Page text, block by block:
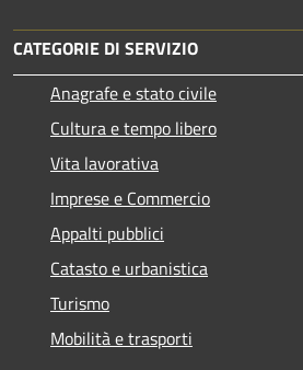
CATEGORIE DI SERVIZIO
Anagrafe e stato civile
Cultura e tempo libero
Vita lavorativa
Imprese e Commercio
Appalti pubblici
Catasto e urbanistica
Turismo
Mobilità e trasporti